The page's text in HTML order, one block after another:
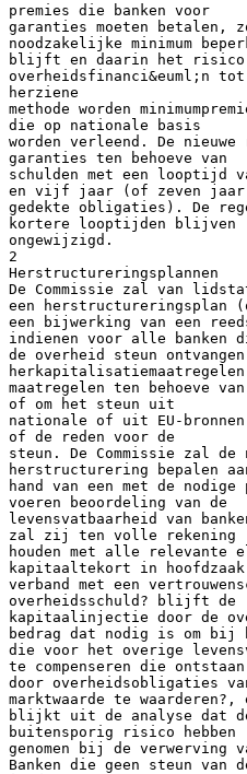
premies die banken voor
garanties moeten betalen,
noodzakelijke minimum
blijft en daarin het risico
overheidsfinanci&euml;n
herziene
methode worden
die op nationale basis
worden verleend. De
garanties ten behoeve van
schulden met een looptijd
en vijf jaar (of zeven jaar
gedekte obligaties). De
kortere looptijden blijven
ongewijzigd.
2
Herstructureringsplannen
De Commissie zal van
een herstructureringsplan
een bijwerking van een
indienen voor alle banken
de overheid steun
maatregelen ten behoeve
of om het steun uit
nationale of uit EU-bronnen
of de reden voor de
steun. De Commissie zal de
herstructurering bepalen
hand van een met de
voeren beoordeling van de
levensvatbaarheid van
zal zij ten volle rekening
houden met alle relevante
kapitaaltekort in hoofdzaak
verband met een
overheidsschuld? blijft de
kapitaalinjectie door de
bedrag dat nodig is om bij
die voor het overige
te compenseren die ontstaan
door overheidsobligaties
marktwaarde te waarderen?,
blijkt uit de analyse dat
buitensporig risico hebben
genomen bij de verwerving
Banken die geen steun van